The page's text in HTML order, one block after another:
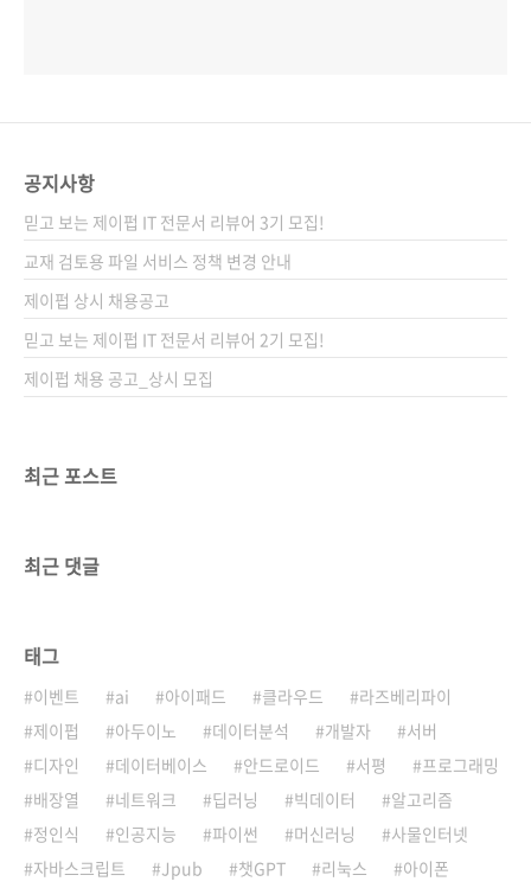
공지사항
믿고 보는 제이펍 IT 전문서 리뷰어 3기 모집!
교재 검토용 파일 서비스 정책 변경 안내
제이펍 상시 채용공고
믿고 보는 제이펍 IT 전문서 리뷰어 2기 모집!
제이펍 채용 공고_상시 모집
최근 포스트
최근 댓글
태그
이벤트 ai 아이패드 클라우드
라즈베리파이
제이펍
아두이노 데이터분석 개발자
서버
디자인
데이터베이스 안드로이드 서평
프로그래밍
배장열
네트워크 딥러닝 빅데이터
알고리즘
정인식
인공지능 파이썬 머신러닝
사물인터넷
자바스크립트
Jpub 챗GPT 리눅스 아이폰